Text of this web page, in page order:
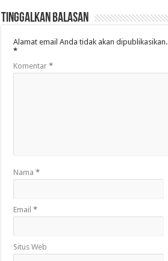
Tinggalkan Balasan
Alamat email Anda tidak akan dipublikasikan.
*
Komentar*
Nama*
Email*
Situs Web